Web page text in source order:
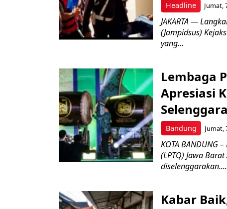
Headline Jumat,
JAKARTA —
(Jampidsus)
yang...
Bandung
Lembaga
Apresiasi
Jumat,
KOTA BANDUNG
(LPTQ) Jawa
diselenggarakan....
Kabar